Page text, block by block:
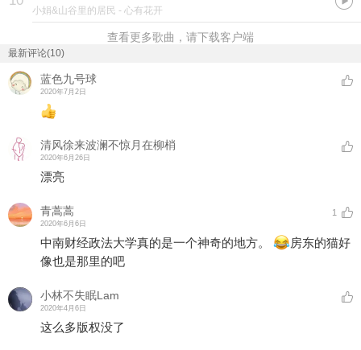
小娟&山谷里的居民 - 心有花开
查看更多歌曲，请下载客户端
最新评论(10)
蓝色九号球
2020年7月2日
清风徐来波澜不惊月在柳梢
2020年6月26日
漂亮
青蒿蒿
2020年6月6日
1
中南财经政法大学真的是一个神奇的地方。
房东的猫好
像也是那里的吧
小林不失眠Lam
2020年4月6日
这么多版权没了